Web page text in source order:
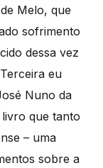
Melo, que
sofrimento
dessa vez
eu
Nuno da
que tanto
– uma
sobre a